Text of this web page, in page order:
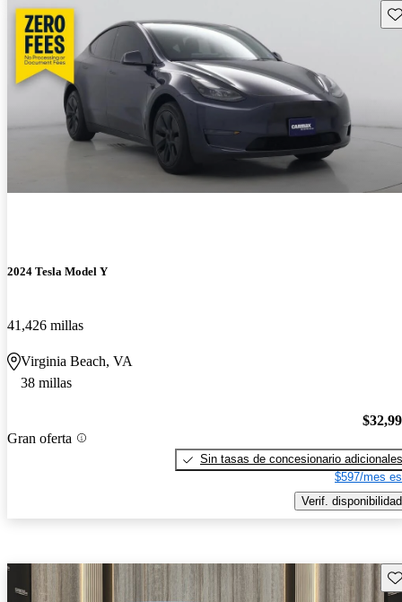
2024 Tesla Model Y
41,426 millas
Virginia Beach, VA
38 millas
Gran oferta
Sin tasas de concesionario adicionales
$597/mes
Verif. disponibilidad